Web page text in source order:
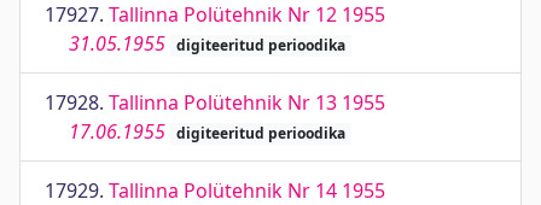
17927. Tallinna Polütehnik Nr 12 1955
31.05.1955 digiteeritud perioodika
17928. Tallinna Polütehnik Nr 13 1955
17.06.1955 digiteeritud perioodika
17929. Tallinna Polütehnik Nr 14 1955